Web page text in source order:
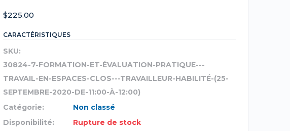
$225.00
CARACTÉRISTIQUES
SKU:
30824-7-FORMATION-ET-ÉVALUATION-PRATIQUE---
TRAVAIL-EN-ESPACES-CLOS---TRAVAILLEUR-HABILITÉ-(25-
SEPTEMBRE-2020-DE-11:00-À-12:00)
Catégorie:
Non classé
Disponibilité:
Rupture de stock